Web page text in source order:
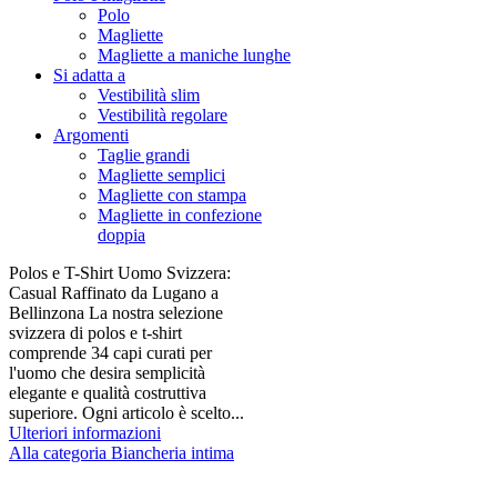
Polo
Magliette
Magliette a maniche lunghe
Si adatta a
Vestibilità slim
Vestibilità regolare
Argomenti
Taglie grandi
Magliette semplici
Magliette con stampa
Magliette in confezione
doppia
Polos e T-Shirt Uomo Svizzera:
Casual Raffinato da Lugano a
Bellinzona La nostra selezione
svizzera di polos e t-shirt
comprende 34 capi curati per
l'uomo che desira semplicità
elegante e qualità costruttiva
superiore. Ogni articolo è scelto...
Ulteriori informazioni
Alla categoria Biancheria intima